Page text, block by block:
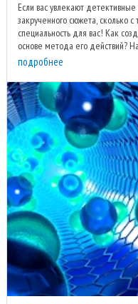
Если вас увлекают
закрученного сюжета, сколько с
специальность для вас! Как
основе метода его действий?
подробнее